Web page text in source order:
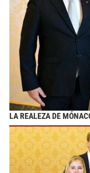
LA REALEZA DE